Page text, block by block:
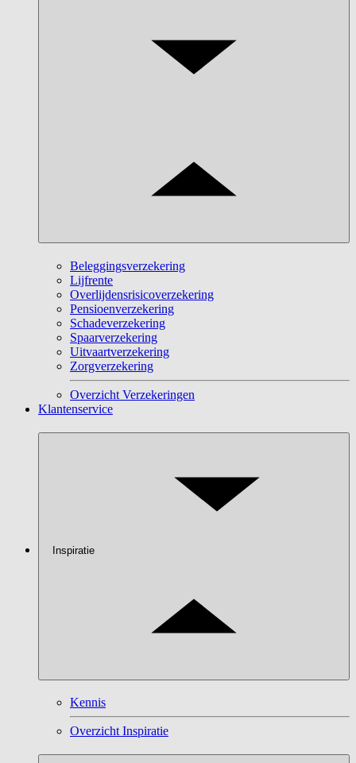
Beleggingsverzekering
Lijfrente
Overlijdensrisicoverzekering
Pensioenverzekering
Schadeverzekering
Spaarverzekering
Uitvaartverzekering
Zorgverzekering
Overzicht Verzekeringen
Klantenservice
Inspiratie
Kennis
Overzicht Inspiratie